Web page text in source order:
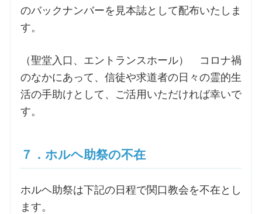
のバックナンバーを見本誌として配布いたしま
す。
（聖堂入口、エントランスホール） コロナ禍
のなかにあって、信徒や求道者の日々の霊的生
活の手助けとして、ご活用いただければ幸いで
す。
７．ホルヘ助祭の不在
ホルヘ助祭は下記の日程で関口教会を不在とし
ます。